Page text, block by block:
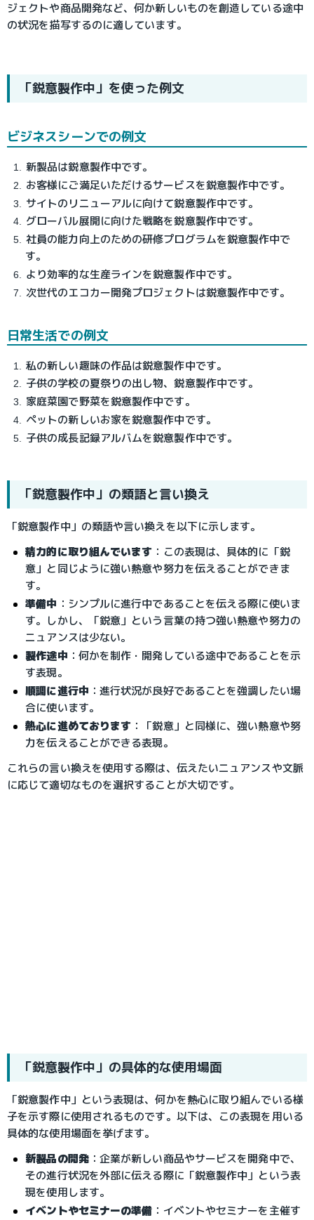
ジェクトや商品開発など、何か新しいものを創造している途中
の状況を描写するのに適しています。
「鋭意製作中」を使った例文
ビジネスシーンでの例文
新製品は鋭意製作中です。
お客様にご満足いただけるサービスを鋭意製作中です。
サイトのリニューアルに向けて鋭意製作中です。
グローバル展開に向けた戦略を鋭意製作中です。
社員の能力向上のための研修プログラムを鋭意製作中で
す。
より効率的な生産ラインを鋭意製作中です。
次世代のエコカー開発プロジェクトは鋭意製作中です。
日常生活での例文
私の新しい趣味の作品は鋭意製作中です。
子供の学校の夏祭りの出し物、鋭意製作中です。
家庭菜園で野菜を鋭意製作中です。
ペットの新しいお家を鋭意製作中です。
子供の成長記録アルバムを鋭意製作中です。
「鋭意製作中」の類語と言い換え
「鋭意製作中」の類語や言い換えを以下に示します。
精力的に取り組んでいます ：この表現は、具体的に「鋭
意」と同じように強い熱意や努力を伝えることができま
す。
準備中 ：シンプルに進行中であることを伝える際に使いま
す。しかし、「鋭意」という言葉の持つ強い熱意や努力の
ニュアンスは少ない。
製作途中 ：何かを制作・開発している途中であることを示
す表現。
順調に進行中 ：進行状況が良好であることを強調したい場
合に使います。
熱心に進めております ：「鋭意」と同様に、強い熱意や努
力を伝えることができる表現。
これらの言い換えを使用する際は、伝えたいニュアンスや文脈
に応じて適切なものを選択することが大切です。
「鋭意製作中」の具体的な使用場面
「鋭意製作中」という表現は、何かを熱心に取り組んでいる様
子を示す際に使用されるものです。以下は、この表現を用いる
具体的な使用場面を挙げます。
新製品の開発：企業が新しい商品やサービスを開発中で、
その進行状況を外部に伝える際に「鋭意製作中」という表
現を使用します。
イベントやセミナーの準備 ：イベントやセミナーを主催す